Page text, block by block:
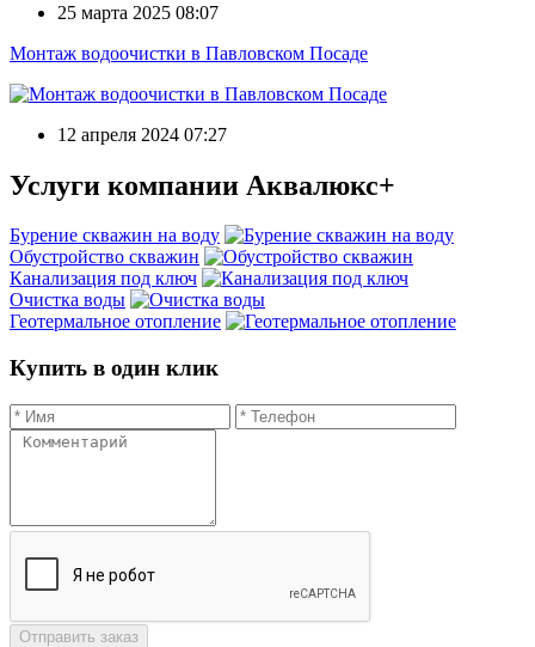
25 марта 2025 08:07
Монтаж водоочистки в Павловском Посаде
12 апреля 2024 07:27
Услуги компании Аквалюкс+
Бурение скважин на воду
Обустройство скважин
Канализация под ключ
Очистка воды
Геотермальное отопление
Купить в один клик
Отправить заказ